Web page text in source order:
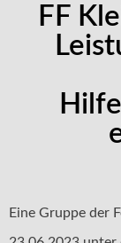
FF
Eine Gruppe der